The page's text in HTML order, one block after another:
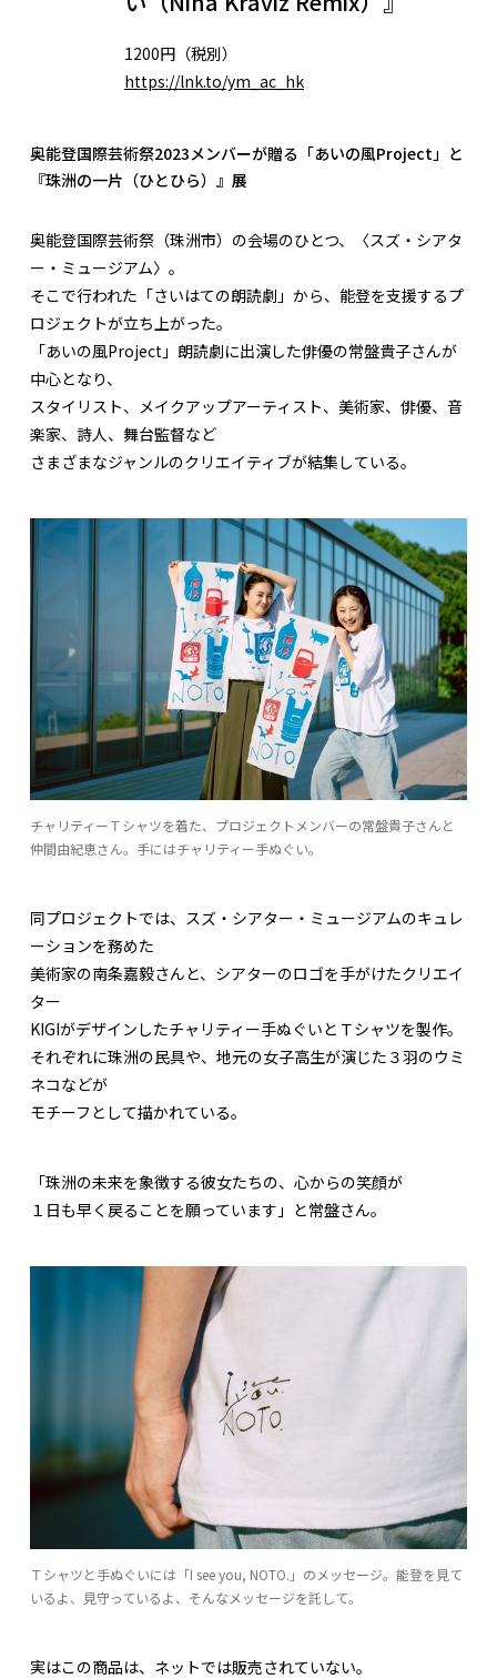
1200円（税別）
https://lnk.to/ym_ac_hk
奥能登国際芸術祭2023メンバーが贈る「あいの風Project」と
『珠洲の一片（ひとひら）』展
奥能登国際芸術祭（珠洲市）の会場のひとつ、〈スズ・シアタ
ー・ミュージアム〉。
そこで行われた「さいはての朗読劇」から、能登を支援するプ
ロジェクトが立ち上がった。
「あいの風Project」――朗読劇に出演した俳優の常盤貴子さんが
中心となり、
スタイリスト、メイクアップアーティスト、美術家、俳優、音
楽家、詩人、舞台監督など
さまざまなジャンルのクリエイティブが結集している。
チャリティーＴシャツを着た、プロジェクトメンバーの常盤貴子さんと
仲間由紀恵さん。手にはチャリティー手ぬぐい。
同プロジェクトでは、スズ・シアター・ミュージアムのキュレ
ーションを務めた
美術家の南条嘉毅さんと、シアターのロゴを手がけたクリエイ
ター
KIGIがデザインしたチャリティー手ぬぐいとＴシャツを製作。
それぞれに珠洲の民具や、地元の女子高生が演じた３羽のウミ
ネコなどが
モチーフとして描かれている。
「珠洲の未来を象徴する彼女たちの、心からの笑顔が
１日も早く戻ることを願っています」と常盤さん。
Ｔシャツと手ぬぐいには「I see you, NOTO.」のメッセージ。能登を見て
いるよ、見守っているよ、そんなメッセージを託して。
実はこの商品は、ネットでは販売されていない。